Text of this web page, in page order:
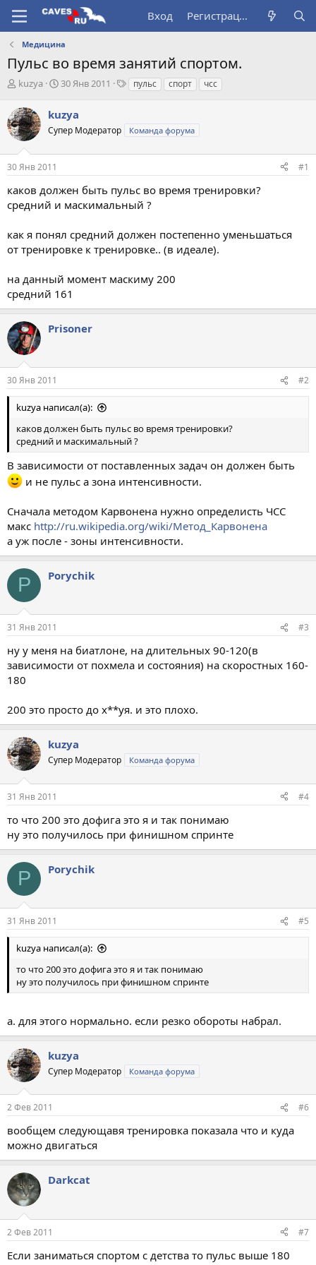
Вход Регистрация
Медицина
Пульс во время занятий спортом.
А
т
о
р
е
м
kuzya
Д
а
н
ч
а
30 Янв 2011
Тпульс спорт чсс
kuzya
Супер Модератор Команда форума
30 Янв 2011 #1
каков должен быть пульс во время тренировки?
средний и маскимальный ?
как я понял средний должен постепенно уменьшаться
от тренировке к тренировке.. (в идеале).
на данный момент маскиму 200
средний 161
Prisoner
30 Янв 2011 #2
kuzya написал(а):
каков должен быть пульс во время тренировки?
средний и маскимальный ?
В зависимости от поставленных задач он должен быть
и не пульс а зона интенсивности.
Сначала методом Карвонена нужно определисть ЧСС
макс http://ru.wikipedia.org/wiki/Метод_Карвонена
а уж после - зоны интенсивности.
P Porychik
31 Янв 2011 #3
ну у меня на биатлоне, на длительных 90-120(в
зависимости от похмела и состояния) на скоростных 160-
180
200 это просто до х**уя. и это плохо.
kuzya
Супер Модератор Команда форума
31 Янв 2011 #4
то что 200 это дофига это я и так понимаю
ну это получилось при финишном спринте
P Porychik
31 Янв 2011 #5
kuzya написал(а):
то что 200 это дофига это я и так понимаю
ну это получилось при финишном спринте
а. для этого нормально. если резко обороты набрал.
kuzya
Супер Модератор Команда форума
2 Фев 2011 #6
вообщем следующавя тренировка показала что и куда
можно двигаться
Darkcat
2 Фев 2011 #7
Если заниматься спортом с детства то пульс выше 180